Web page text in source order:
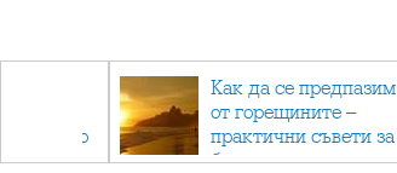
отново
Как да се предпазим
от горещините –
практични съвети за
безопасно лято